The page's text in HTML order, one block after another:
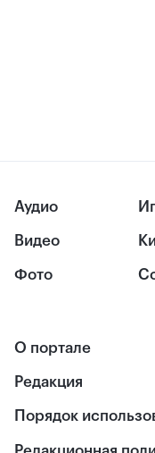
Аудио
Видео
Фото
О портале
Редакция
Порядок